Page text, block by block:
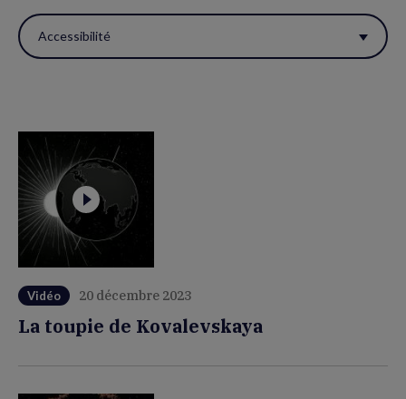
Accessibilité
Vidéo 20 décembre 2023
La toupie de Kovalevskaya